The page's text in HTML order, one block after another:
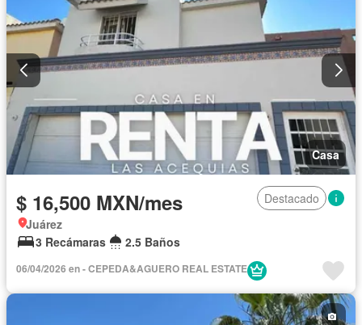
Permite niños
Completamente amueblado
Casa
$ 16,500 MXN/mes
Destacado
Juárez
3 Recámaras
2.5 Baños
06/04/2026 en - CEPEDA&AGUERO REAL ESTATE